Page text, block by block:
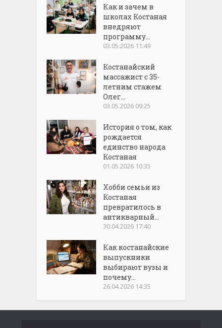
Как и зачем в
школах Костаная
внедряют
программу...
03.05.2026 11:49
Костанайский
массажист с 35-
летним стажем
Олег...
03.05.2026 09:25
История о том, как
рождается
единство народа
Костаная
01.05.2026 10:35
Хобби семьи из
Костаная
превратилось в
антикварный...
30.04.2026 17:40
Как костанайские
выпускники
выбирают вузы и
почему...
26.04.2026 14:35